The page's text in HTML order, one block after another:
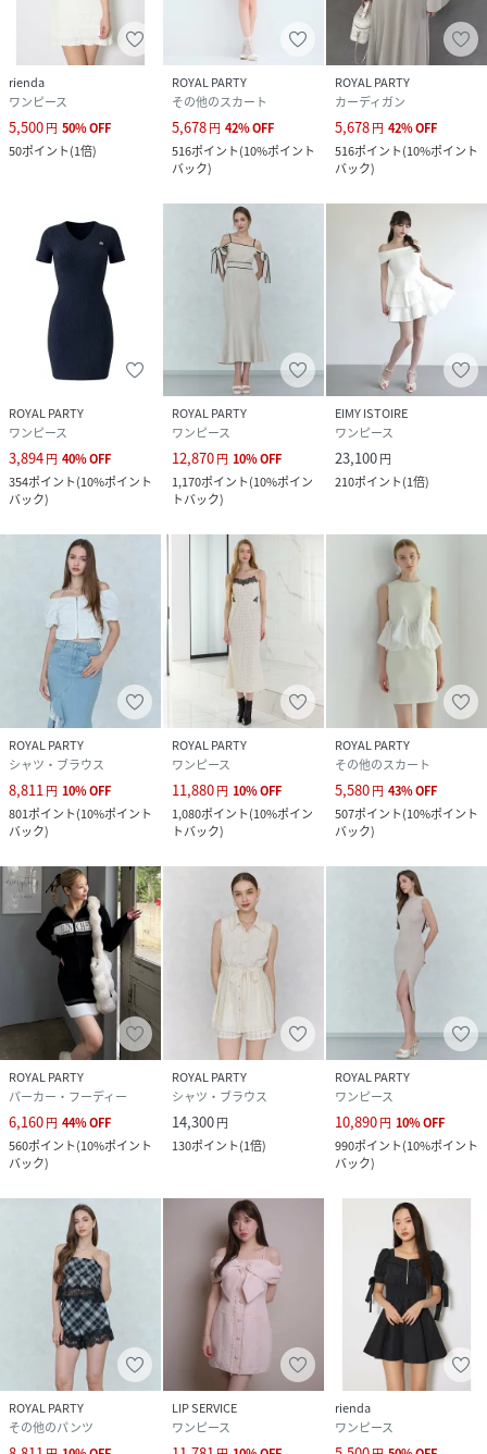
rienda
ワンピース
5,500円 50%OFF
50ポイント(1倍)
ROYAL PARTY
その他のスカート
5,678円 42%OFF
516ポイント(10%ポイント
バック)
ROYAL PARTY
カーディガン
5,678円 42%OFF
516ポイント(10%ポイント
バック)
ROYAL PARTY
ワンピース
3,894円 40%OFF
354ポイント(10%ポイント
バック)
ROYAL PARTY
ワンピース
12,870円 10%OFF
1,170ポイント(10%ポイン
トバック)
EIMY ISTOIRE
ワンピース
23,100円
210ポイント(1倍)
ROYAL PARTY
シャツ・ブラウス
8,811円 10%OFF
801ポイント(10%ポイント
バック)
ROYAL PARTY
ワンピース
11,880円 10%OFF
1,080ポイント(10%ポイン
トバック)
ROYAL PARTY
その他のスカート
5,580円 43%OFF
507ポイント(10%ポイント
バック)
ROYAL PARTY
パーカー・フーディー
6,160円 44%OFF
560ポイント(10%ポイント
バック)
ROYAL PARTY
シャツ・ブラウス
14,300円
130ポイント(1倍)
ROYAL PARTY
ワンピース
10,890円 10%OFF
990ポイント(10%ポイント
バック)
ROYAL PARTY
その他のパンツ
LIP SERVICE
ワンピース
rienda
ワンピース